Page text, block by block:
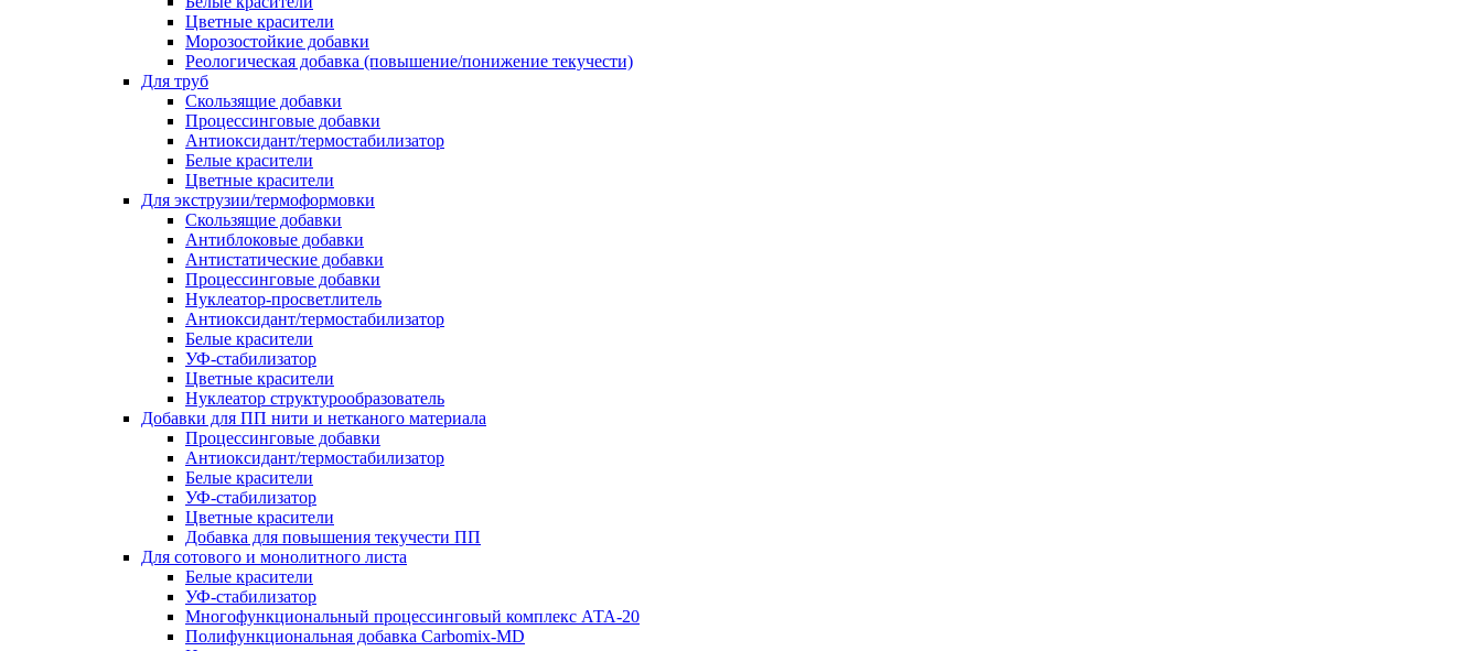
Цветные красители
Морозостойкие добавки
Реологическая добавка (повышение/понижение текучести)
Для труб
Скользящие добавки
Процессинговые добавки
Антиоксидант/термостабилизатор
Белые красители
Цветные красители
Для экструзии/термоформовки
Скользящие добавки
Антиблоковые добавки
Антистатические добавки
Процессинговые добавки
Нуклеатор-просветлитель
Антиоксидант/термостабилизатор
Белые красители
УФ-стабилизатор
Цветные красители
Нуклеатор структурообразователь
Добавки для ПП нити и нетканого материала
Процессинговые добавки
Антиоксидант/термостабилизатор
Белые красители
УФ-стабилизатор
Цветные красители
Добавка для повышения текучести ПП
Для сотового и монолитного листа
Белые красители
УФ-стабилизатор
Многофункциональный процессинговый комплекс АТА-20
Полифункциональная добавка Carbomix-MD